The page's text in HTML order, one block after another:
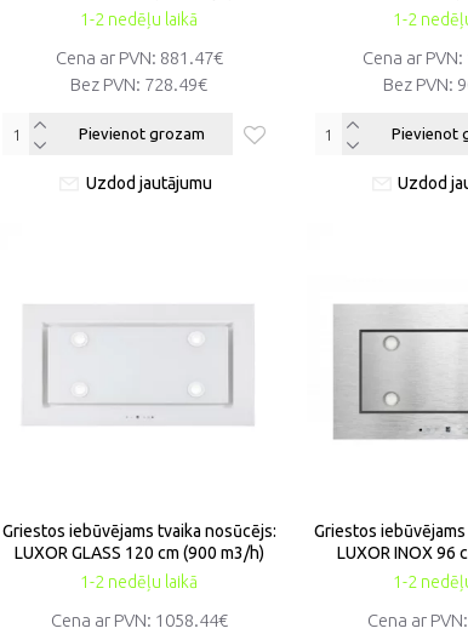
1-2 nedēļu laikā
Cena ar PVN: 881.47€
Bez PVN: 728.49€
Pievienot grozam
Uzdod jautājumu
1-2
Cena ar PVN:
Bez PVN:
Pievienot
Uzdod
1-2 nedēļu laikā
Griestos iebūvējams tvaika nosūcējs:
LUXOR GLASS 120 cm (900 m3/h)
Cena ar PVN: 1058.44€
1-2
Griestos
LUXOR INOX 96
Cena ar PVN: